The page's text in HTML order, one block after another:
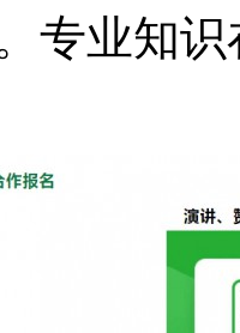
专业知